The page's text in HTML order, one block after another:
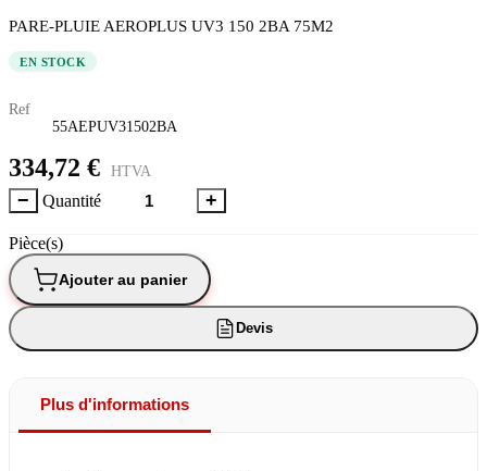
PARE-PLUIE AEROPLUS UV3 150 2BA 75M2
EN STOCK
Ref
55AEPUV31502BA
334,72 € HTVA
− Quantité +
Pièce(s)
Ajouter au panier
Devis
Plus d'informations